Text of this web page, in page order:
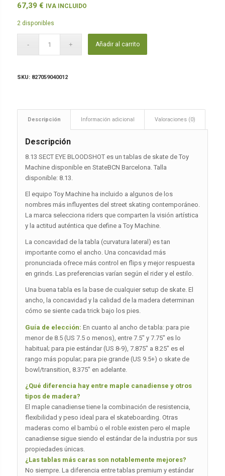
67,39 € IVA INCLUIDO
2 disponibles
Añadir al carrito
SKU: 827059040012
Descripción Información adicional Valoraciones (0)
Descripción
8.13 SECT EYE BLOODSHOT es un tablas de skate de Toy
Machine disponible en StateBCN Barcelona. Talla
disponible: 8.13.
El equipo Toy Machine ha incluido a algunos de los
nombres más influyentes del street skating contemporáneo.
La marca selecciona riders que comparten la visión artística
y la actitud auténtica que define a Toy Machine.
La concavidad de la tabla (curvatura lateral) es tan
importante como el ancho. Una concavidad más
pronunciada ofrece más control en flips y mejor respuesta
en grinds. Las preferencias varían según el rider y el estilo.
Una buena tabla es la base de cualquier setup de skate. El
ancho, la concavidad y la calidad de la madera determinan
cómo se siente cada trick bajo los pies.
Guía de elección: En cuanto al ancho de tabla: para pie
menor de 8.5 (US 7.5 o menos), entre 7.5″ y 7.75″ es lo
habitual; para pie estándar (US 8-9), 7.875″ a 8.25″ es el
rango más popular; para pie grande (US 9.5+) o skate de
bowl/transition, 8.375″ en adelante.
¿Qué diferencia hay entre maple canadiense y otros
tipos de madera?
El maple canadiense tiene la combinación de resistencia,
flexibilidad y peso ideal para el skateboarding. Otras
maderas como el bambú o el roble existen pero el maple
canadiense sigue siendo el estándar de la industria por sus
propiedades únicas.
¿Las tablas más caras son notablemente mejores?
No siempre. La diferencia entre tablas premium y estándar